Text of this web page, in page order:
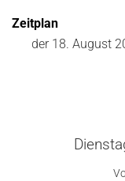
Zeitplan
der 18. August